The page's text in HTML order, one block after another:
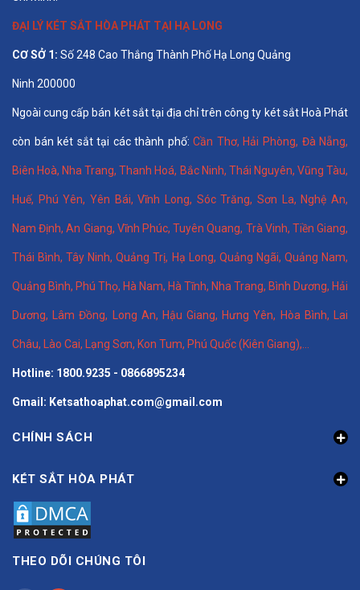
ĐẠI LÝ KÉT SẮT HÒA PHÁT TẠI HẠ LONG
CƠ SỞ 1: Số 248 Cao Thắng Thành Phố Hạ Long Quảng
Ninh 200000
Ngoài cung cấp bán két sắt tại địa chỉ trên công ty két sắt Hoà Phát
còn bán két sắt tại các thành phố:Cần Thơ, Hải Phòng, Đà Nẵng,
Biên Hoà, Nha Trang,Thanh Hoá, Bắc Ninh, Thái Nguyên, Vũng Tàu,
Huế, Phú Yên,Yên Bái,Vĩnh Long, Sóc Trăng,Sơn La, Nghệ An,
Nam Định,An Giang, Vĩnh Phúc,Tuyên Quang, Trà Vinh, Tiền Giang,
Thái Bình,Tây Ninh,Quảng Trị, Hạ Long, Quảng Ngãi, Quảng Nam,
Quảng Bình, Phú Thọ, Hà Nam, Hà Tĩnh, Nha Trang, Bình Dương, Hải
Dương, Lâm Đồng, Long An, Hậu Giang, Hưng Yên, Hòa Bình, Lai
Châu, Lào Cai, Lạng Sơn, Kon Tum, Phú Quốc (Kiên Giang),...
Hotline: 1800.9235 - 0866895234
Gmail: Ketsathoaphat.com@gmail.com
CHÍNH SÁCH
KÉT SẮT HÒA PHÁT
THEO DÕI CHÚNG TÔI